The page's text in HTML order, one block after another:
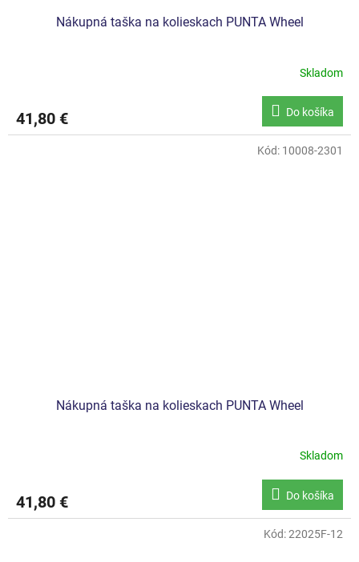
Nákupná taška na kolieskach PUNTA Wheel
Skladom
41,80 € Do košíka
Nákupná taška na kolieskach PUNTA Wheel
Skladom
41,80 € Do košíka
Kód: 10008-2301
Kód:22025F-12